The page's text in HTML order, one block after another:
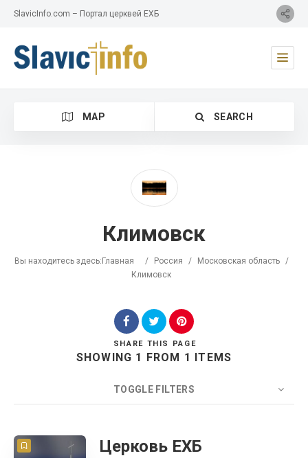
SlavicInfo.com – Портал церквей ЕХБ
MAP SEARCH
Климовск
Вы находитесь здесь: Главная / Россия / Московская область
/
Климовск
SHARE THIS PAGE
SHOWING 1 FROM 1 ITEMS
TOGGLE FILTERS
COUNT 20
Церковь ЕХБ